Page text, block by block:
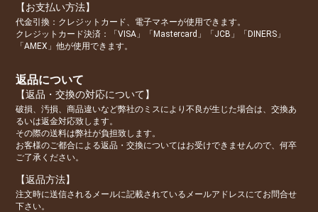
【お支払い方法】
代金引換：クレジットカード、電子マネーが使用できます。
クレジットカード決済：「VISA」「Mastercard」「JCB」「DINERS」
「AMEX」他が使用できます。
返品について
【返品・交換の対応について】
破損、汚損、商品違いなど弊社のミスにより不良が生じた場合は、交換あ
るいは返金対応致します。
その際の送料は弊社が負担致します。
お客様のご都合による返品・交換についてはお受けできませんので、何卒
ご了承ください。
【返品方法】
注文時に送信されるメールに記載されているメールアドレスにてお問合せ
下さい。